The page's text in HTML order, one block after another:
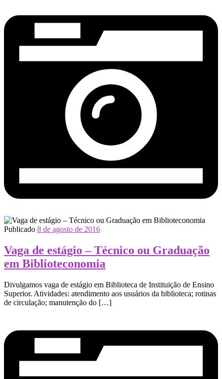
Publicado 8 de agosto de 2016
Vaga de estágio – Técnico ou Graduação
em Biblioteconomia
Divulgamos vaga de estágio em Biblioteca de Instituição de Ensino
Superior. Atividades: atendimento aos usuários da biblioteca; rotinas
de circulação; manutenção do […]